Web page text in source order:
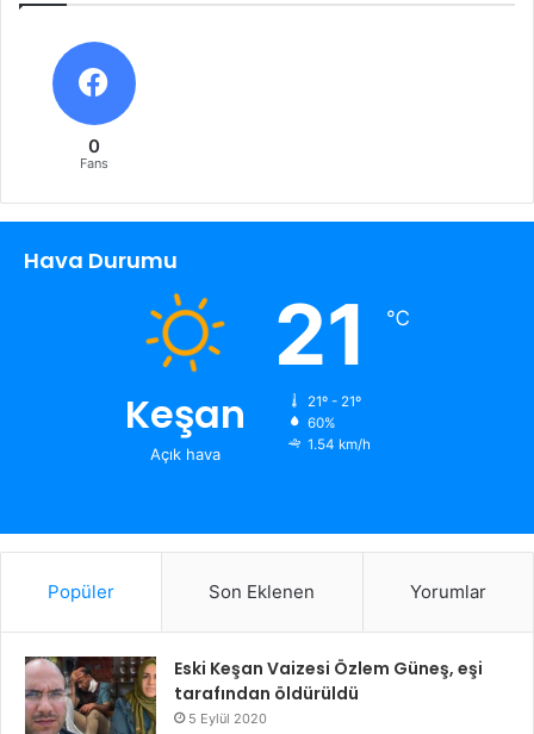
0
Fans
Hava Durumu
Keşan
Açık hava
21 ℃
21º - 21º
60%
1.54 km/h
Popüler Son Eklenen Yorumlar
Eski Keşan Vaizesi Özlem Güneş, eşi
tarafından öldürüldü
5 Eylül 2020